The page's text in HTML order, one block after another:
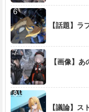
【話題】
【画像】
【議論】ス